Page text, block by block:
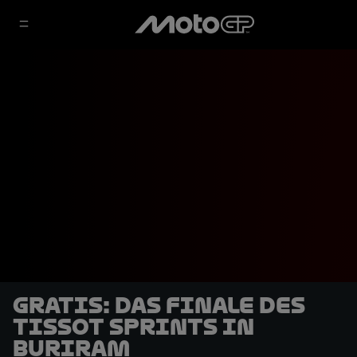
GRATIS: Das Finale des
Tissot Sprints in
Buriram